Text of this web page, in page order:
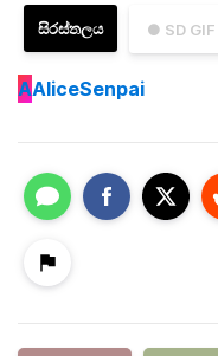
● SD GIF
සිරස්තලය
AAliceSenpai